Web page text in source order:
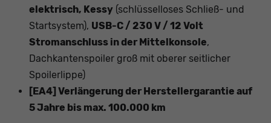
elektrisch, Kessy (schlüsselloses Schließ- und
Startsystem), USB-C / 230 V / 12 Volt
Stromanschluss in der Mittelkonsole,
Dachkantenspoiler groß mit oberer seitlicher
Spoilerlippe)
[EA4] Verlängerung der Herstellergarantie auf
5 Jahre bis max. 100.000 km